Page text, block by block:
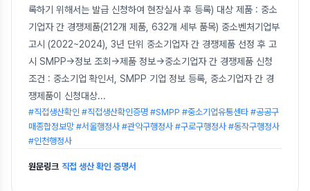
록하기 위해서는 발급 신청하여 현장실사 후 등록) 대상 제품 : 중소
기업자 간 경쟁제품(212개 제품, 632개 세부 품목) 중소벤처기업부
고시 (2022~2024), 3년 단위 중소기업자 간 경쟁제품 선정 후 고
시 SMPP->정보 조회->제품 정보->중소기업자 간 경쟁제품 신청
조건 : 중소기업 확인서, SMPP 기업 정보 등록, 중소기업자 간 경
쟁제품이 신청대상...
#직접생산확인 #직접생산확인증명 #SMPP #중소기업유통센타 #공공구
매종합정보망 #서울행정사 #관악구행정사 #구로구행정사 #동작구행정사
#인천행정사
원문링크 직접 생산 확인 증명서